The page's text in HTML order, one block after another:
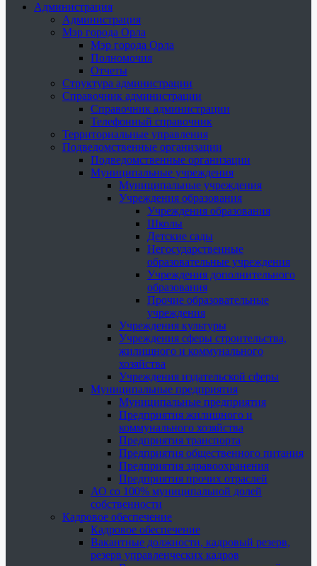
Администрация
Администрация
Мэр города Орла
Мэр города Орла
Полномочия
Отчеты
Структура администрации
Справочник администрации
Справочник администрации
Телефонный справочник
Территориальные управления
Подведомственные организации
Подведомственные организации
Муниципальные учреждения
Муниципальные учреждения
Учреждения образования
Учреждения образования
Школы
Детские сады
Негосударственные
образовательные учреждения
Учреждения дополнительного
образования
Прочие образовательные
учреждения
Учреждения культуры
Учреждения сферы строительства,
жилищного и коммунального
хозяйства
Учреждения издательской сферы
Муниципальные предприятия
Муниципальные предприятия
Предприятия жилищного и
коммунального хозяйства
Предприятия транспорта
Предприятия общественного питания
Предприятия здравоохранения
Предприятия прочих отраслей
АО со 100% муниципальной долей
собственности
Кадровое обеспечение
Кадровое обеспечение
Вакантные должности, кадровый резерв,
резерв управленческих кадров